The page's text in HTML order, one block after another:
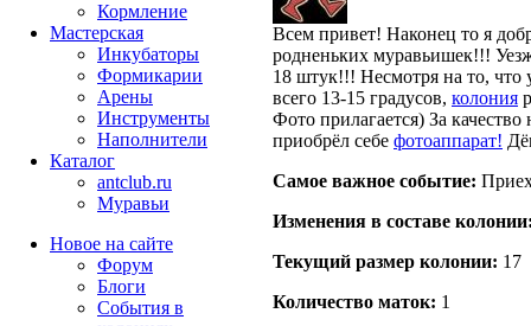
Всем привет! Наконец то я
родненьких муравьишек!!!
18 штук!!! Несмотря на то,
всего 13-15 градусов, колония
Фото прилагается) За
приобрёл себе фотоаппарат!
Самое важное событие:
Изменения в составе
Текущий размер кoлонии: 17
Количество маток: 1
Кормление
Мастерская
Инкубаторы
Формикарии
Арены
Инструменты
Наполнители
Каталог
antclub.ru
Муравьи
Новое на сайте
Форум
Блоги
События в